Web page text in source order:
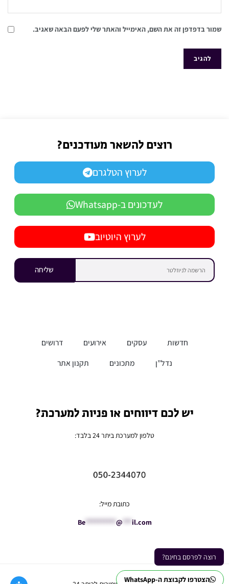
שמור בדפדפן זה את השם, האימייל והאתר שלי לפעם הבאה שאגיב.
הצטרפו לקבוצת ה-WhatsApp
רוצה לפרסם בחינם?
רוצים להשאר מעודכנים?
לערוץ הטלגרם
לעדכונים ב-Whatsapp
לערוץ היוטיוב
שליחה
חדשות עסקים אירועים
דרושים
נדל”ן
מתכונים תקנון אתר
יש לכם דיווחים או פניות למערכת?
טלפון למערכת ביתר 24 בלבד:
כתובת מייל:
Be********** @ *** il.com